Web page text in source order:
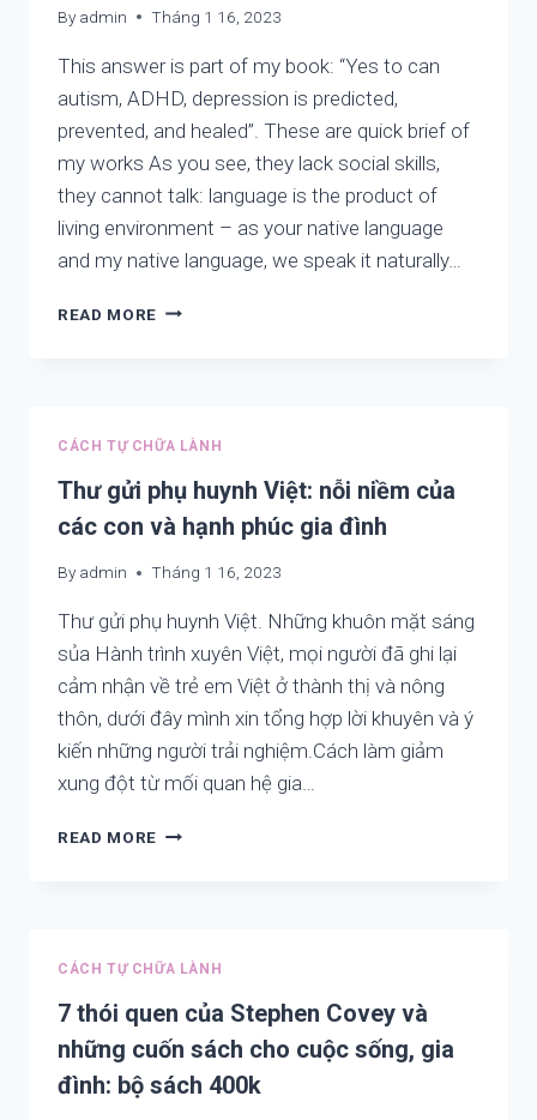
By admin Tháng 1 16, 2023
This answer is part of my book: “Yes to can
autism, ADHD, depression is predicted,
prevented, and healed”. These are quick brief of
my works As you see, they lack social skills,
they cannot talk: language is the product of
living environment – as your native language
and my native language, we speak it naturally…
READ MORE YES
DEPRESSION
PREDICTED,
PREVENTED,
AND
CÁCH TỰ CHỮA LÀNH
Thư gửi phụ huynh Việt: nỗi niềm của
các con và hạnh phúc gia đình
By admin Tháng 1 16, 2023
Thư gửi phụ huynh Việt. Những khuôn mặt sáng
sủa Hành trình xuyên Việt, mọi người đã ghi lại
cảm nhận về trẻ em Việt ở thành thị và nông
thôn, dưới đây mình xin tổng hợp lời khuyên và ý
kiến những người trải nghiệm.Cách làm giảm
xung đột từ mối quan hệ gia…
READ MORE THƯ
NỖI
CỦA
CON
VÀ
CÁCH TỰ CHỮA LÀNH
7 thói quen của Stephen Covey và
những cuốn sách cho cuộc sống, gia
đình: bộ sách 400k